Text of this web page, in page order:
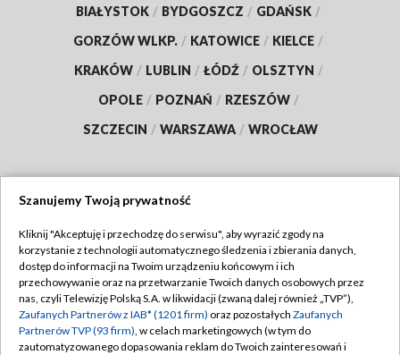
BIAŁYSTOK / BYDGOSZCZ / GDAŃSK /
GORZÓW WLKP. / KATOWICE / KIELCE /
KRAKÓW / LUBLIN / ŁÓDŹ / OLSZTYN /
OPOLE / POZNAŃ / RZESZÓW /
SZCZECIN / WARSZAWA / WROCŁAW
TVP
Abonament TVP
Emisja w TVP
Centrum informacji TVP
Regulamin TVP
Polityka prywatności
Moje zgody
Szanujemy Twoją prywatność
Kliknij "Akceptuję i przechodzę do serwisu", aby wyrazić zgody na
korzystanie z technologii automatycznego śledzenia i zbierania danych,
dostęp do informacji na Twoim urządzeniu końcowym i ich
przechowywanie oraz na przetwarzanie Twoich danych osobowych przez
nas, czyli Telewizję Polską S.A. w likwidacji (zwaną dalej również „TVP”),
Zaufanych Partnerów z IAB* (1201 firm) oraz pozostałych Zaufanych
Partnerów TVP (93 firm), w celach marketingowych (w tym do
zautomatyzowanego dopasowania reklam do Twoich zainteresowań i